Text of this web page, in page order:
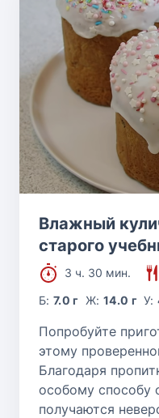
Влажный
старого
3 ч. 30 мин.
Б:7.0 г Ж: 14.0 г У:
Попробуйте
этому
Благодаря
особому способу
получаются